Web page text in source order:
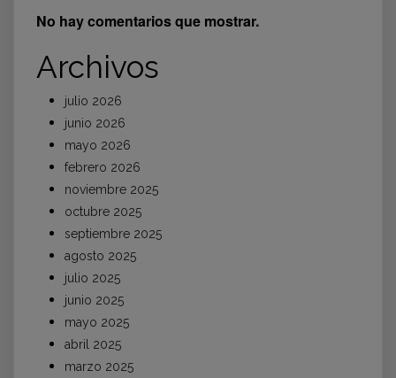
No hay comentarios que mostrar.
Archivos
julio 2026
junio 2026
mayo 2026
febrero 2026
noviembre 2025
octubre 2025
septiembre 2025
agosto 2025
julio 2025
junio 2025
mayo 2025
abril 2025
marzo 2025